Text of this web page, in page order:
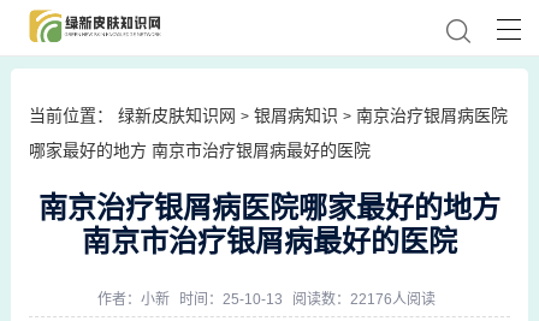
当前位置： 绿新皮肤知识网 > 银屑病知识 > 南京治疗银屑病医院
哪家最好的地方 南京市治疗银屑病最好的医院
南京治疗银屑病医院哪家最好的地方
南京市治疗银屑病最好的医院
作者： 小新 时间：25-10-13 阅读数：22176人阅读